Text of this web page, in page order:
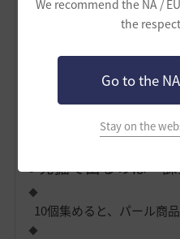
We recommend the NA /
the
Go to the
Stay on the
い意味を持つ。
◆ 3. “課金ア
にする”案
これは非常に興味深い。
そのままだと強すぎるため
● 発掘で出るのは「
10個集めると、パール商